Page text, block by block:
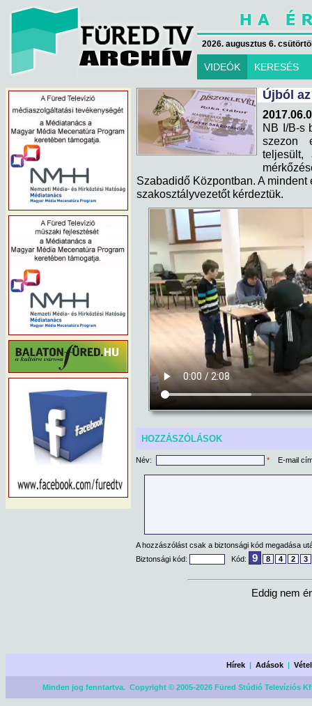
2026. augusztus 6.
VIDEÓK KERESÉS
Újból
NB I/B-s
szezon
teljesült,
Szabadidő Központban. A
szakosztályvezetőt kérdeztük.
HOZZÁSZÓLÁSOK
Név: * E-mail
A hozzászólást csak a biztonsági kód megadása
Biztonsági kód:
Kód: 9 8 4 2 3
Eddig nem
Hírek |Adások |
Minden jog fenntartva. Copyright © 2005-2026 Füred Stúdió Televíziós